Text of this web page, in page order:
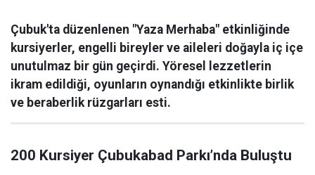
Çubuk'ta düzenlenen "Yaza Merhaba" etkinliğinde
kursiyerler, engelli bireyler ve aileleri doğayla iç içe
unutulmaz bir gün geçirdi. Yöresel lezzetlerin
ikram edildiği, oyunların oynandığı etkinlikte birlik
ve beraberlik rüzgarları esti.
200 Kursiyer Çubukabad Parkı’nda Buluştu